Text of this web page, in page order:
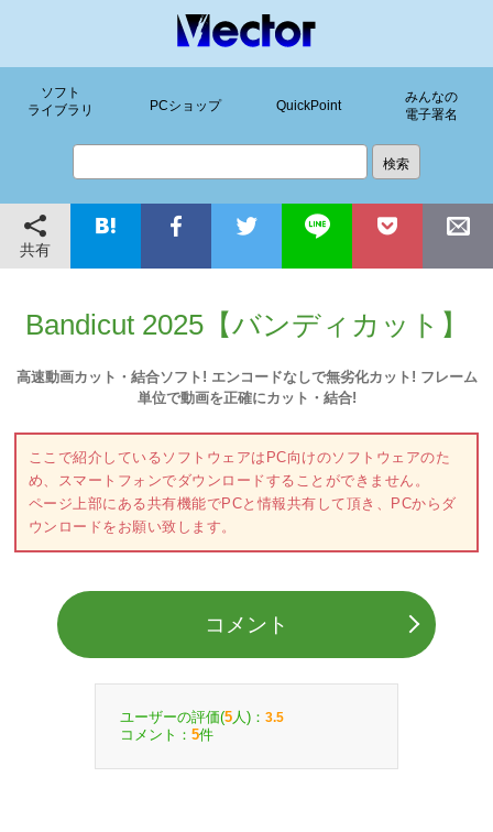
ソフト
ライブラリ
PCショップ QuickPoint
みんなの
電子署名
共有
Bandicut 2025【バンディカット】
高速動画カット・結合ソフト! エンコードなしで無劣化カット! フレーム
単位で動画を正確にカット・結合!
ここで紹介しているソフトウェアはPC向けのソフトウェアのた
め、スマートフォンでダウンロードすることができません。
ページ上部にある共有機能でPCと情報共有して頂き、PCからダ
ウンロードをお願い致します。
コメント
ユーザーの評価(5 人)： 3.5
コメント： 5件